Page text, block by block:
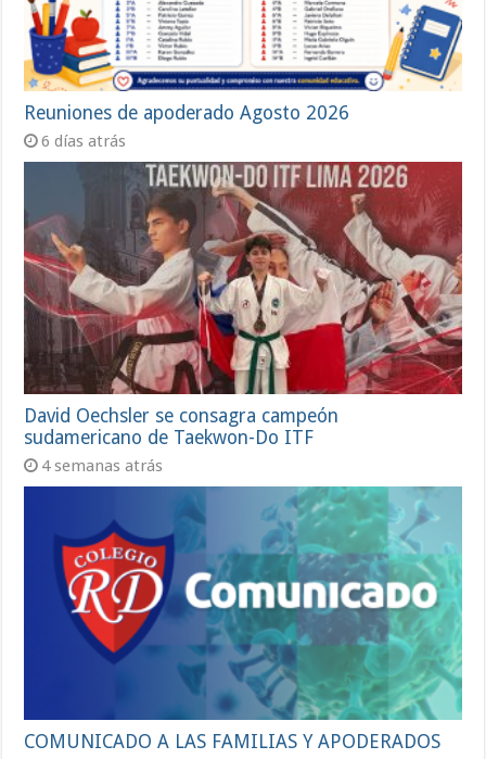
Reuniones de apoderado Agosto 2026
6 días atrás
David Oechsler se consagra campeón
sudamericano de Taekwon-Do ITF
4 semanas atrás
COMUNICADO A LAS FAMILIAS Y APODERADOS